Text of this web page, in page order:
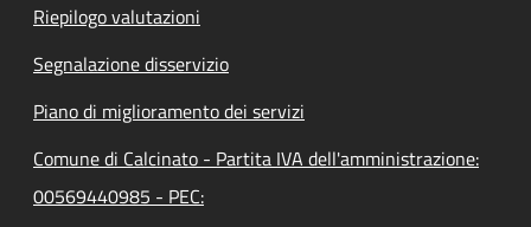
Riepilogo valutazioni
Segnalazione disservizio
Piano di miglioramento dei servizi
Comune di Calcinato - Partita IVA dell'amministrazione:
00569440985 - PEC: